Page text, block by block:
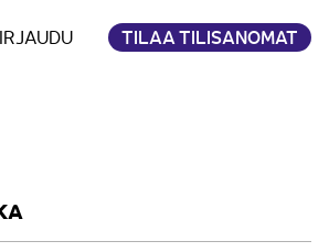
TILAA TILISANOMAT